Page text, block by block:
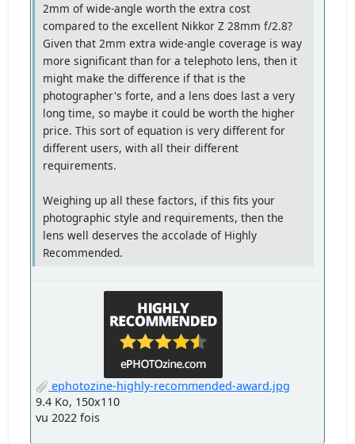
2mm of wide-angle worth the extra cost
compared to the excellent Nikkor Z 28mm f/2.8?
Given that 2mm extra wide-angle coverage is way
more significant than for a telephoto lens, then it
might make the difference if that is the
photographer's forte, and a lens does last a very
long time, so maybe it could be worth the higher
price. This sort of equation is very different for
different users, with all their different
requirements.
Weighing up all these factors, if this fits your
photographic style and requirements, then the
lens well deserves the accolade of Highly
Recommended.
ephotozine-highly-recommended-award.jpg
9.4 Ko, 150x110
vu 2022 fois